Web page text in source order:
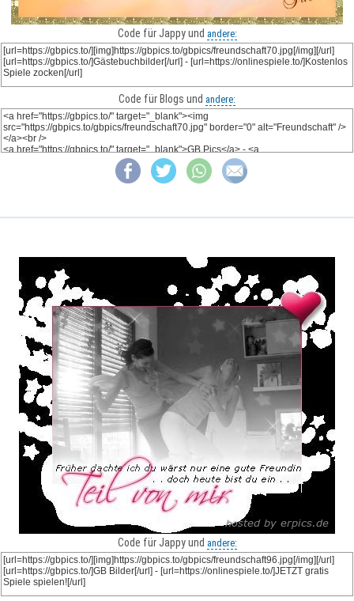
Code für Jappy und andere:
Code für Blogs und andere:
Code für Jappy und andere: